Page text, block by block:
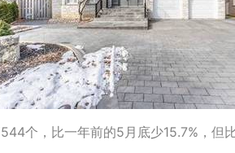
个，比一年前的5月底少15.7%，但